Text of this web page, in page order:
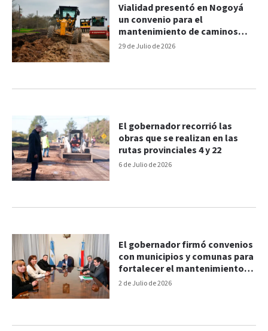
29 de Julio de 2026
Vialidad presentó en Nogoyá
un convenio para el
mantenimiento de caminos
provinciales
6 de Julio de 2026
El gobernador recorrió las
obras que se realizan en las
rutas provinciales 4 y 22
2 de Julio de 2026
El gobernador firmó convenios
con municipios y comunas para
fortalecer el mantenimiento
de caminos